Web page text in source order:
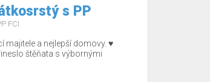
s PP
FCI
majitele a nejlepší domovy. ♥️
štěňata s výbornými